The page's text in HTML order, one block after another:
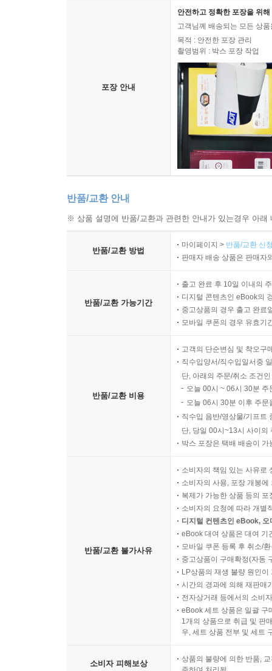
포장 안내
안전하고 정확한 포장을 위
고객님께 배송되는 모든 상
목적 : 안전한 포장 관리
촬영범위 : 박스 포장 작업
반품/교환 안내
※ 상품 설명에 반품/교환과 관련한 안내가 있는경우 아
반품/교환 방법
마이페이지 > 반품/교환 신
판매자 배송 상품은 판매자
반품/교환 가능기간
출고 완료 후 10일 이내의
디지털 콘텐츠인 eBook의
중고상품의 경우 출고 완료
모바일 쿠폰의 경우 유효기
반품/교환 비용
고객의 단순변심 및 착오구
직수입양서/직수입일서중
단, 아래의 주문/취소 조건
오늘 00시 ~ 06시 30분
오늘 06시 30분 이후 주
직수입 음반/영상물/기프트
단, 당일 00시~13시 사이의
박스 포장은 택배 배송이
반품/교환 불가사유
소비자의 책임 있는 사유로
소비자의 사용, 포장 개봉
복제가 가능한 상품 등의
소비자의 요청에 따라 개별
디지털 컨텐츠인 eBook,
eBook 대여 상품은 대여 기
모바일 쿠폰 등록 후 취소/
중고상품이 구매확정(자동
LP상품의 재생 불량 원인
시간의 경과에 의해 재판매
전자상거래 등에서의 소비
eBook 세트 상품은 일괄 구
1개의 상품으로 취급 및 판
우, 세트 상품 전부 및 세트
소비자 피해보상
상품의 불량에 의한 반품,